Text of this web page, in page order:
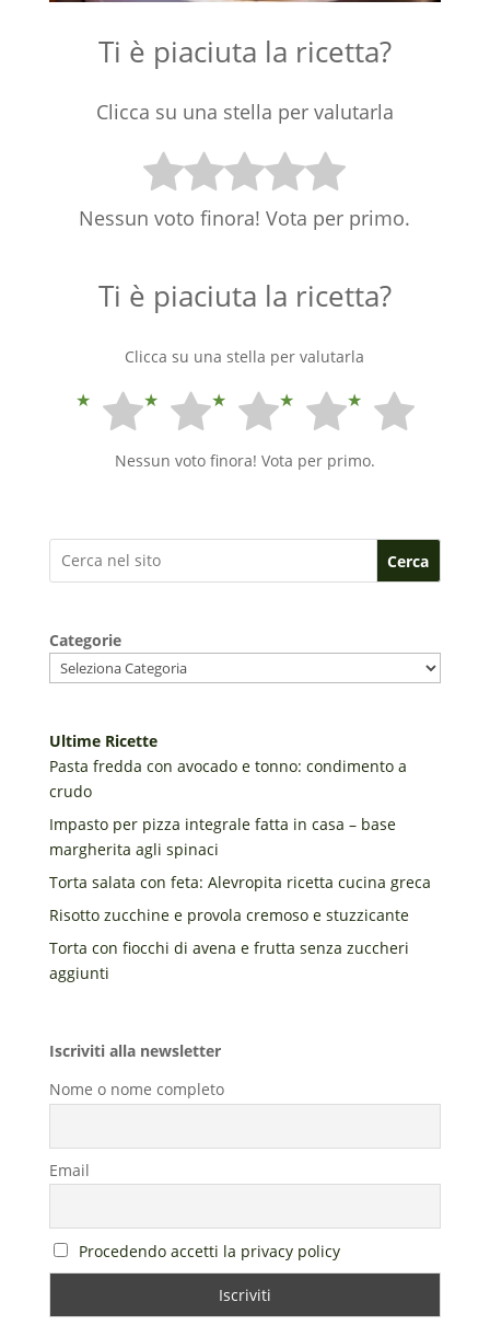
Ti è piaciuta la ricetta?
Clicca su una stella per valutarla
Nessun voto finora! Vota per primo.
Ti è piaciuta la ricetta?
Clicca su una stella per valutarla
Nessun voto finora! Vota per primo.
Cerca
Categorie
Ultime Ricette
Pasta fredda con avocado e tonno: condimento a
crudo
Impasto per pizza integrale fatta in casa – base
margherita agli spinaci
Torta salata con feta: Alevropita ricetta cucina greca
Risotto zucchine e provola cremoso e stuzzicante
Torta con fiocchi di avena e frutta senza zuccheri
aggiunti
Iscriviti alla newsletter
Nome o nome completo
Email
Procedendo accetti la privacy policy